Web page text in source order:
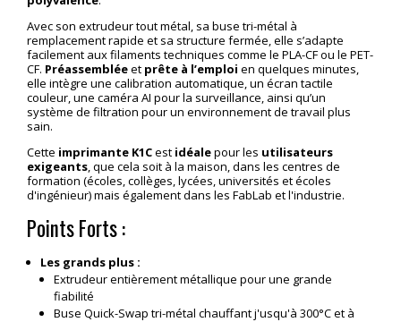
Avec son extrudeur tout métal, sa buse tri-métal à
remplacement rapide et sa structure fermée, elle s’adapte
facilement aux filaments techniques comme le PLA-CF ou le PET-
CF. Préassembléeet prête à l’emploi en quelques minutes,
elle intègre une calibration automatique, un écran tactile
couleur, une caméra AI pour la surveillance, ainsi qu’un
système de filtration pour un environnement de travail plus
sain.
Cette imprimante K1Cest idéalepour les utilisateurs
exigeants, que cela soit à la maison, dans les centres de
formation (écoles, collèges, lycées, universités et écoles
d'ingénieur) mais également dans les FabLab et l'industrie.
Points Forts :
Les grands plus :
Extrudeur entièrement métallique pour une grande
fiabilité
Buse Quick-Swap tri-métal chauffant j'usqu'à 300°C et à